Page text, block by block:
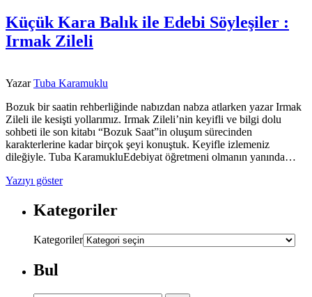
Küçük Kara Balık ile Edebi Söyleşiler :
Irmak Zileli
YazarTuba Karamuklu
Bozuk bir saatin rehberliğinde nabızdan nabza atlarken yazar Irmak
Zileli ile kesişti yollarımız. Irmak Zileli’nin keyifli ve bilgi dolu
sohbeti ile son kitabı “Bozuk Saat”in oluşum sürecinden
karakterlerine kadar birçok şeyi konuştuk. Keyifle izlemeniz
dileğiyle. Tuba KaramukluEdebiyat öğretmeni olmanın yanında…
Yazıyı göster
Kategoriler
Kategoriler
Bul